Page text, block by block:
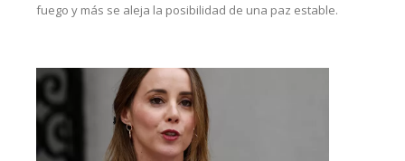
fuego y más se aleja la posibilidad de una paz estable.